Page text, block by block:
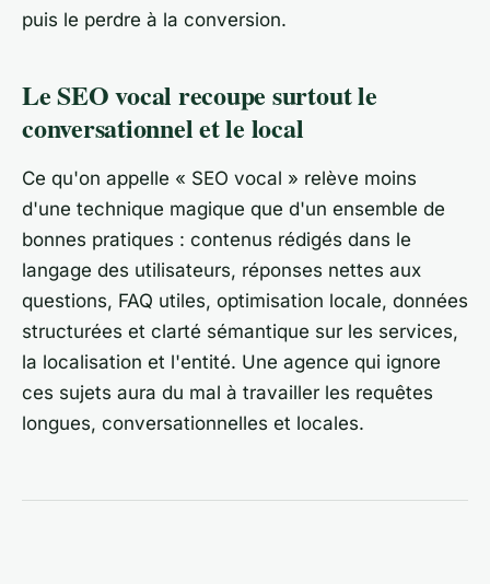
puis le perdre à la conversion.
Le SEO vocal recoupe surtout le
conversationnel et le local
Ce qu'on appelle « SEO vocal » relève moins
d'une technique magique que d'un ensemble de
bonnes pratiques : contenus rédigés dans le
langage des utilisateurs, réponses nettes aux
questions, FAQ utiles, optimisation locale, données
structurées et clarté sémantique sur les services,
la localisation et l'entité. Une agence qui ignore
ces sujets aura du mal à travailler les requêtes
longues, conversationnelles et locales.